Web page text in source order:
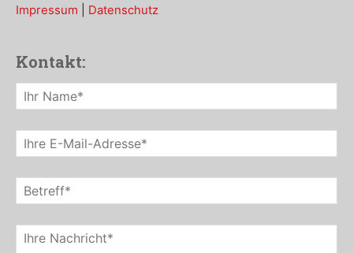
Impressum Datenschutz
Kontakt: